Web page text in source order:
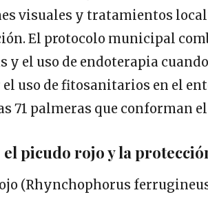
visuales y tratamientos
El protocolo municipal
y el uso de endoterapia
uso de fitosanitarios en el
71 palmeras que conforman
el picudo rojo y la
(Rhynchophorus